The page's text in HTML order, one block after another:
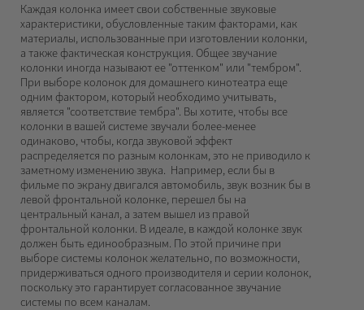
Каждая колонка имеет свои собственные звуковые
характеристики, обусловленные таким факторами, как
материалы, использованные при изготовлении колонки,
а также фактическая конструкция. Общее звучание
колонки иногда называют ее "оттенком" или "тембром".
При выборе колонок для домашнего кинотеатра еще
одним фактором, который необходимо учитывать,
является "соответствие тембра". Вы хотите, чтобы все
колонки в вашей системе звучали более-менее
одинаково, чтобы, когда звуковой эффект
распределяется по разным колонкам, это не приводило к
заметному изменению звука. Например, если бы в
фильме по экрану двигался автомобиль, звук возник бы в
левой фронтальной колонке, перешел бы на
центральный канал, а затем вышел из правой
фронтальной колонки. В идеале, в каждой колонке звук
должен быть единообразным. По этой причине при
выборе системы колонок желательно, по возможности,
придерживаться одного производителя и серии колонок,
поскольку это гарантирует согласованное звучание
системы по всем каналам.